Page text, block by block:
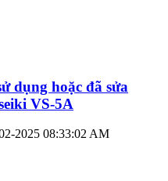
dụng hoặc đã sửa
VS-5A
2025 08:33:02 AM